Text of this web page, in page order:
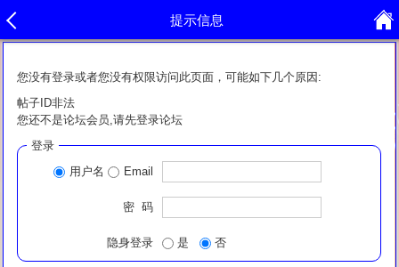
提示信息
您没有登录或者您没有权限访问此页面，可能如下几个原因:
帖子ID非法
您还不是论坛会员,请先登录论坛
登录
用户名
Email
密 码
隐身登录 是 否